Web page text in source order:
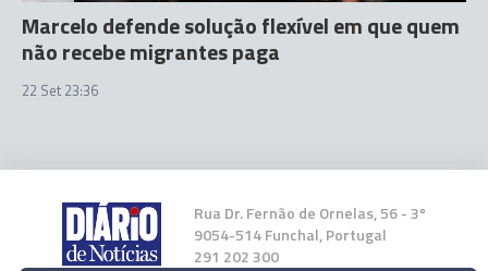
Marcelo defende solução flexível em que quem
não recebe migrantes paga
22 Set 23:36
Rua Dr. Fernão de Ornelas, 56 - 3º
9054-514 Funchal, Portugal
291 202 300